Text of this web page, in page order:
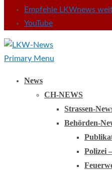
Empfehle LKWnews
YouTube
Primary Menu
News
CH-NEWS
Strassen-
Behörden-
Polizei